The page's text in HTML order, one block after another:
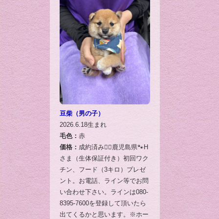
豆柴（男の子）
2026.6.18生まれ
毛色： 赤
価格： 成約済み🙇‍♂️鹿児島県🐾H
さま（生体保証付き）初回ワク
チン、フード（3キロ）プレゼ
ント。お電話、ライン等でお問
い合わせ下さい。ラインは080-
8395-7600を登録して頂いたら
出てくるかと思います。※ホー